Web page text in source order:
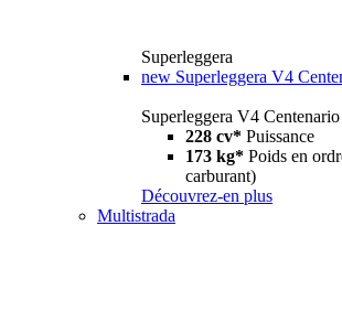
Superleggera
new Superleggera V4
Superleggera V4 Centenario
228 cv* Puissance
173 kg* Poids en
carburant)
Découvrez-en plus
Multistrada